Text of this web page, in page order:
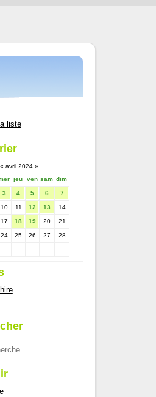
liste
« avril 2024 »
jeu ven sam dim
3 4 5 6 7
10 11 12 13 14
17 18 19 20 21
24 25 26 27 28